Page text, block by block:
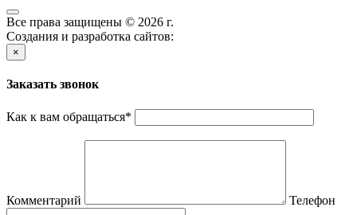
Все права защищены © 2026 г.
Создания и разработка сайтов:
×
Заказать звонок
Как к вам обращаться*
Комментарий Телефон